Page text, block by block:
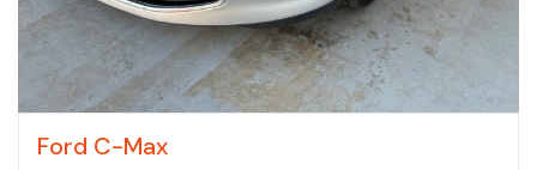
Ford C-Max